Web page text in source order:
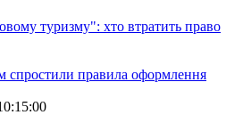
туризму": хто втратить право